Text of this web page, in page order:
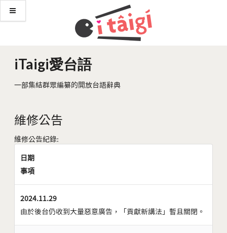
iTaigi愛台語
一部集結群眾編纂的開放台語辭典
維修公告
維修公告紀錄:
日期
事項
2024.11.29
由於後台仍收到大量惡意廣告，「貢獻新講法」暫且關閉。